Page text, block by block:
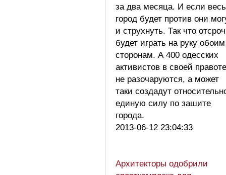
за два месяца. И если весь
город будет против они
и струхнуть. Так что
будет играть на руку обоим
сторонам. А 400 одесских
активистов в своей правоте
не разочаруются, а может
таки создадут
единую силу по зашите
города.
2013-06-12 23:04:33
Архитекторы одобрили